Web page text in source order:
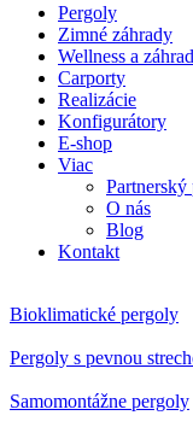
Pergoly
Zimné záhrady
Wellness a
Carporty
Realizácie
Konfigurátory
E-shop
Viac
Partnerský
O nás
Blog
Kontakt
Bioklimatické pergoly
Pergoly s pevnou
Samomontážne pergoly